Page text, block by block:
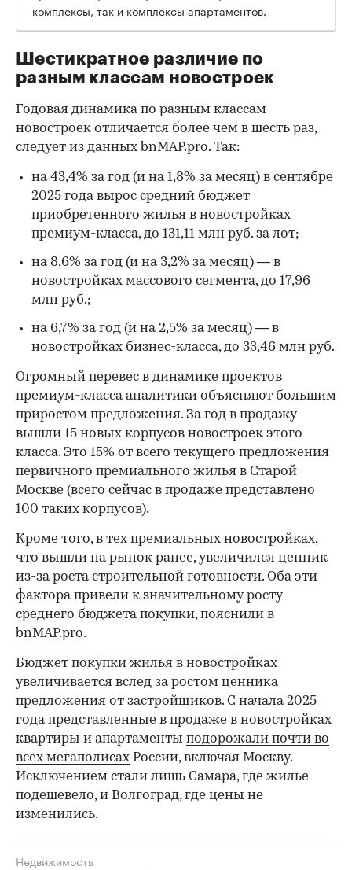
комплексы, так и комплексы апартаментов.
Шестикратное различие по
разным классам новостроек
Годовая динамика по разным классам
новостроек отличается более чем в шесть раз,
следует из данных bnMAP.pro. Так:
на 43,4% за год (и на 1,8% за месяц) в сентябре
2025 года вырос средний бюджет
приобретенного жилья в новостройках
премиум-класса, до 131,11 млн руб. за лот;
на 8,6% за год (и на 3,2% за месяц) — в
новостройках массового сегмента, до 17,96
млн руб.;
на 6,7% за год (и на 2,5% за месяц) — в
новостройках бизнес-класса, до 33,46 млн руб.
Огромный перевес в динамике проектов
премиум-класса аналитики объясняют большим
приростом предложения. За год в продажу
вышли 15 новых корпусов новостроек этого
класса. Это 15% от всего текущего предложения
первичного премиального жилья в Старой
Москве (всего сейчас в продаже представлено
100 таких корпусов).
Кроме того, в тех премиальных новостройках,
что вышли на рынок ранее, увеличился ценник
из-за роста строительной готовности. Оба эти
фактора привели к значительному росту
среднего бюджета покупки, пояснили в
bnMAP.pro.
Бюджет покупки жилья в новостройках
увеличивается вслед за ростом ценника
предложения от застройщиков. С начала 2025
года представленные в продаже в новостройках
квартиры и апартаменты подорожали почти во
всех мегаполисах России, включая Москву.
Исключением стали лишь Самара, где жилье
подешевело, и Волгоград, где цены не
изменились.
Недвижимость